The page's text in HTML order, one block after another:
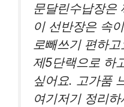
문달린수납장은
이 선반장은 속
로빼쓰기 편하
제5단랙으로 하
싶어요. 고가품
여기저기 정리